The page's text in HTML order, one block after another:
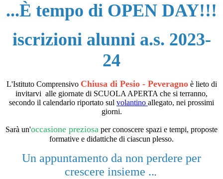
...È tempo di OPEN DAY!!!
iscrizioni alunni a.s. 2023-
24
L'Istituto Comprensivo Chiusa di Pesio -Peveragnoè lieto di
invitarvi alle giornate di SCUOLA APERTA che si terranno,
secondo il calendario riportato sul volantino allegato, nei prossimi
giorni.
Sarà un'occasione preziosa per conoscere spazi e tempi, proposte
formative e didattiche di ciascun plesso.
Un appuntamento da non perdere per
crescere insieme ...